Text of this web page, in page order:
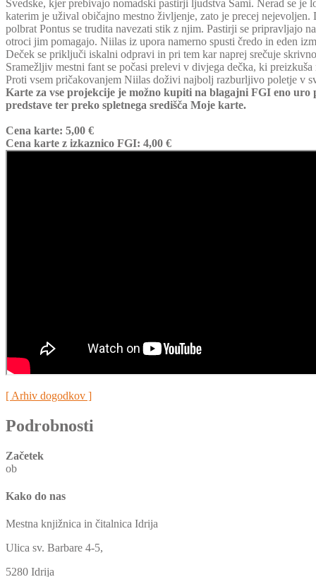
Švedske, kjer prebivajo nomadski pastirji ljudstva Sami. Nerad se je
katerim je užival običajno mestno življenje, zato je precej nejevoljen.
polbrat Pontus se trudita navezati stik z njim. Pastirji se pripravljajo
otroci jim pomagajo. Niilas iz upora namerno spusti čredo in eden
Deček se priključi iskalni odpravi in pri tem kar naprej srečuje
Sramežljiv mestni fant se počasi prelevi v divjega dečka, ki
Proti vsem pričakovanjem Niilas doživi najbolj razburljivo poletje v
Karte za vse projekcije je možno kupiti na blagajni FGI eno uro
predstave ter preko spletnega središča Moje karte.
Cena karte: 5,00 €
Cena karte z izkaznico FGI: 4,00 €
[ Arhiv dogodkov ]
Podrobnosti
Začetek
ob
Kako do nas
Mestna knjižnica in čitalnica Idrija
Ulica sv. Barbare 4-5,
5280 Idrija